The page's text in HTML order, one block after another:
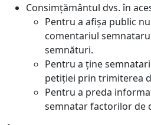
Consimțământul dvs. în
Pentru a afișa public
comentariul
semnături.
Pentru a ține
petiției prin trimiterea
Pentru a preda
semnatar factorilor de